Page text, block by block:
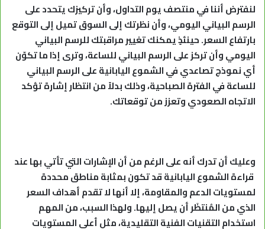
لنفترض أننا في منتصف يوم التداول، وأن تركيزك يتحدد على
الرسم البياني اليومي، وأن نظرتك إلى السوق تميل إلى التوقع
بارتفاع السعر. حينئذٍ يمكنك تغيير مراقبتك للرسم البياني
اليومي وأن تركز على الرسم البياني للساعة، وترى إذا ما تكوّن
أي نموذج تصاعدي في الشموع اليابانية على الرسم البياني
للساعة في الفترة الصباحية، وذلك بدلاً من انتظار إشارة تؤكد
الاتجاه الصعودي وتعزز من توقعاتك.
وعليك أن تدرك أنه على الرغم من أن الإشارات التي تأتي بها عند
قراءة الشموع اليابانية قد تكون بمثابة مناطق محددة
لمستويات الدعم والمقاومة، إلا أنها لا تقدم أهداف السعر
الذي من المُنتظَر أن يصل إليها. ولهذا السبب، من المهم
استخدام التقنيات الفنية التقليدية، مثل أعلى المستويات